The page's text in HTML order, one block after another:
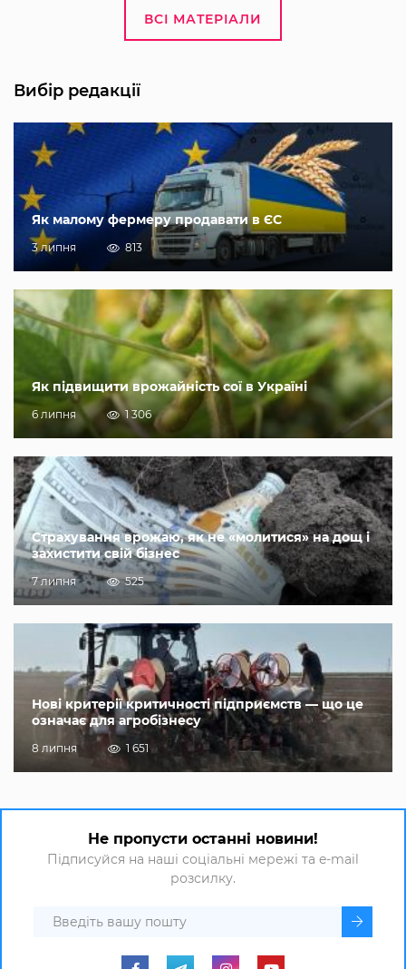
ВСІ МАТЕРІАЛИ
Вибір редакції
Як малому фермеру продавати в ЄС
3 липня 813
Як підвищити врожайність сої в Україні
6 липня 1 306
Страхування врожаю, як не «молитися» на дощ і
захистити свій бізнес
7 липня 525
Нові критерії критичності підприємств — що це
означає для агробізнесу
8 липня 1 651
Не пропусти останні новини!
Підписуйся на наші соціальні мережі та e-mail
розсилку.